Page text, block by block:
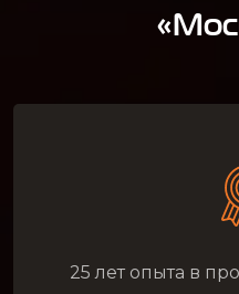
25 лет опыта в